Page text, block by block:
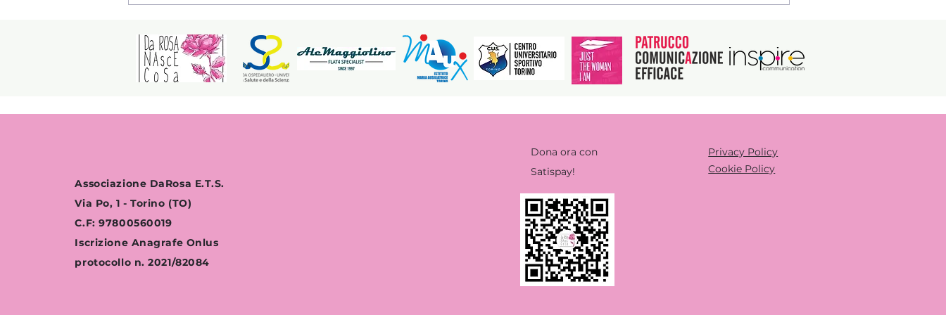
DaRosa ETS
Associazione DaRosa E.T.S.
Via Po, 1 - Torino (TO)
C.F: 97800560019
Iscrizione Anagrafe Onlus
protocollo n. 2021/82084
Dona ora con
Satispay!
Privacy Policy
Cookie Policy